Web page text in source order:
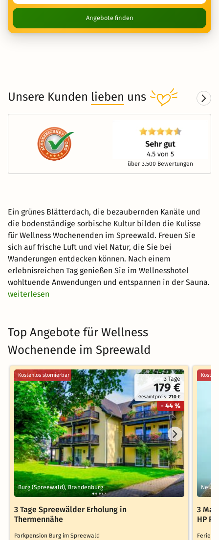
Angebote finden
Unsere Kunden lieben uns
über 3.500 Bewertungen
Ein grünes Blätterdach, die bezaubernden Kanäle und
die bodenständige sorbische Kultur bilden die Kulisse
für Wellness Wochenenden im Spreewald. Freuen Sie
sich auf frische Luft und viel Natur, die Sie bei
Wanderungen entdecken können. Nach einem
erlebnisreichen Tag genießen Sie im Wellnesshotel
wohltuende Anwendungen und entspannen in der Sauna.
weiterlesen
Top Angebote für Wellness
Wochenende im Spreewald
3 Tage
179 €
Gesamtpreis:210 €
- 44 %
Kostenlos stornierbar
Burg (Spreewald), Brandenburg
3 Tage Spreewälder Erholung in
Thermennähe
Parkpension Burg im Spreewald
3
HP
Ferien